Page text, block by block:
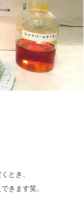
とき、
きます笑。